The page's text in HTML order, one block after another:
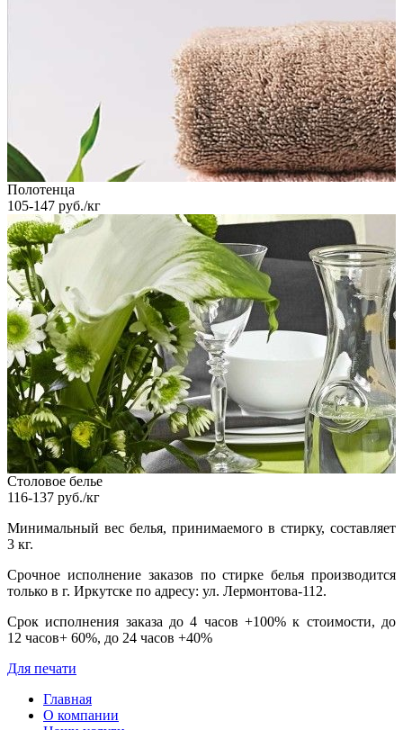
Полотенца
105-147 руб./кг
Столовое белье
116-137 руб./кг
Минимальный вес белья, принимаемого в стирку, составляет
3 кг.
Срочное исполнение заказов по стирке белья производится
только в г. Иркутске по адресу: ул. Лермонтова-112.
Срок исполнения заказа до 4 часов +100% к стоимости, до
12 часов+ 60%, до 24 часов +40%
Для печати
Главная
О компании